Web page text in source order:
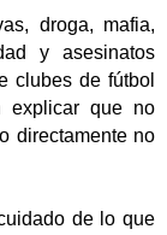
droga, mafia,
y asesinatos
clubes de fútbol
explicar que no
directamente no
de lo que